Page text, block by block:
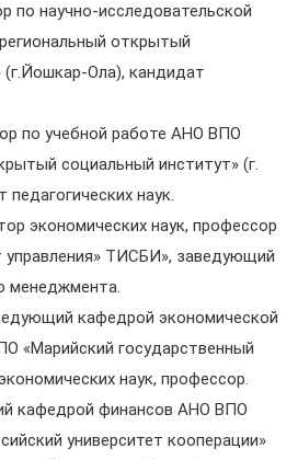
по научно-исследовательской
открытый
(г.Йошкар-Ола), кандидат
по учебной работе АНО ВПО
социальный институт» (г.
наук.
экономических наук, профессор
ТИСБИ», заведующий
менеджмента.
кафедрой экономической
«Марийский государственный
наук, профессор.
кафедрой финансов АНО ВПО
университет кооперации»